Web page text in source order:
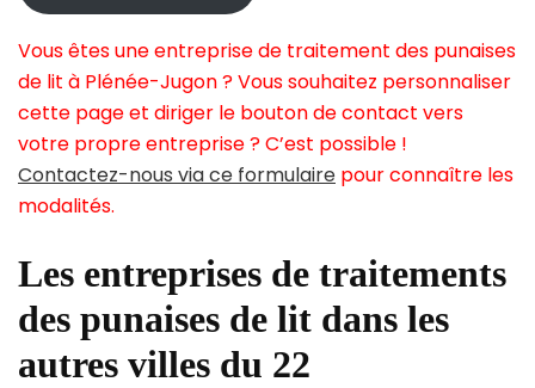
Vous êtes une entreprise de traitement des punaises
de lit à Plénée-Jugon ? Vous souhaitez personnaliser
cette page et diriger le bouton de contact vers
votre propre entreprise ? C’est possible !
Contactez-nous via ce formulaire pour connaître les
modalités.
Les entreprises de traitements
des punaises de lit dans les
autres villes du 22